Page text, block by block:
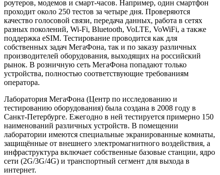
роутеров, модемов и смарт-часов. Например, один смартфон
проходит около 250 тестов за четыре дня. Проверяются
качество голосовой связи, передача данных, работа в сетях
разных поколений, Wi-Fi, Bluetooth, VoLTE, VoWiFi, а также
поддержка eSIM. Тестирование проводится как для
собственных задач МегаФона, так и по заказу различных
производителей оборудования, выходящих на российский
рынок. В розничную сеть МегаФона попадают только
устройства, полностью соответствующие требованиям
оператора.
Лаборатория МегаФона (Центр по исследованию и
тестированию оборудования) была создана в 2008 году в
Санкт‑Петербурге. Ежегодно в ней тестируется примерно 150
наименований различных устройств. В помещении
лаборатории имеются специальные экранированные комнаты,
защищённые от внешнего электромагнитного воздействия, а
инфраструктура включает собственные базовые станции, ядро
сети (2G/3G/4G) и транспортный сегмент для выхода в
интернет.